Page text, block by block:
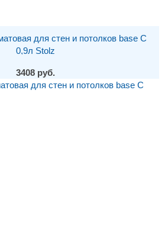
для стен и потолков base С
0,9л Stolz
3408 руб.